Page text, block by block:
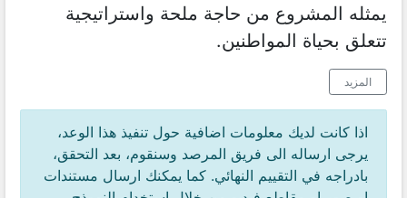
يمثله المشروع من حاجة ملحة واستراتيجية
تتعلق بحياة المواطنين.
المزيد
اذا كانت لديك معلومات اضافية حول تنفيذ هذا الوعد،
يرجى ارساله الى فريق المرصد وسنقوم، بعد التحقق،
بادراجه في التقييم النهائي. كما يمكنك ارسال مستندات